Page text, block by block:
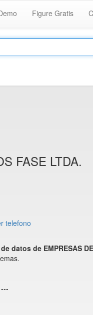
Figure Gratis
FASE LTDA.
telefono
datos de EMPRESAS